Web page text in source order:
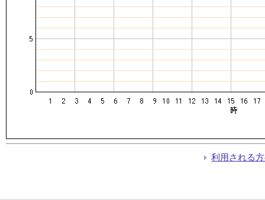
利用される